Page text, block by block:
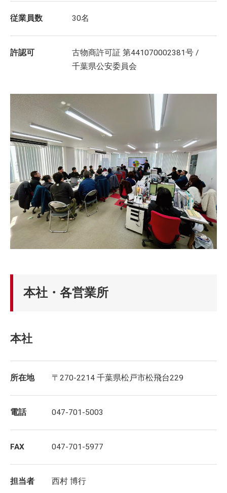
従業員数 30名
許認可
古物商許可証 第441070002381号 /
千葉県公安委員会
本社・各営業所
本社
所在地 〒270-2214 千葉県松戸市松飛台229
電話 047-701-5003
FAX 047-701-5977
担当者 西村 博行